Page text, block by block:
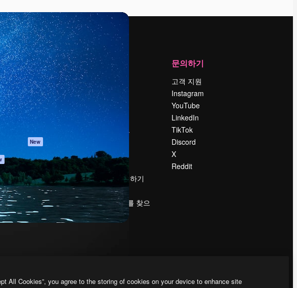
시작하기
Academy
문서
지원
이용 약관
New
쿠키 정책
Trust Center
제휴 파트너
비지니스
회사
가격
회사 소개
Reviews
검색 트렌드
이벤트
Slidesgo
콘텐츠 판매하기
프레스룸
magnific.ai를 찾으
시나요?
문의하기
고객 지원
Instagram
YouTube
LinkedIn
TikTok
Discord
X
Reddit
All Cookies”, you agree to the storing of cookies on your device to enhance site